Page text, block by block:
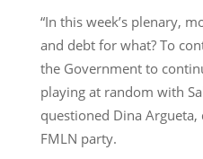
“In this week’s plenary,
and debt for what? To
the Government to
playing at random with
questioned Dina
FMLN party.